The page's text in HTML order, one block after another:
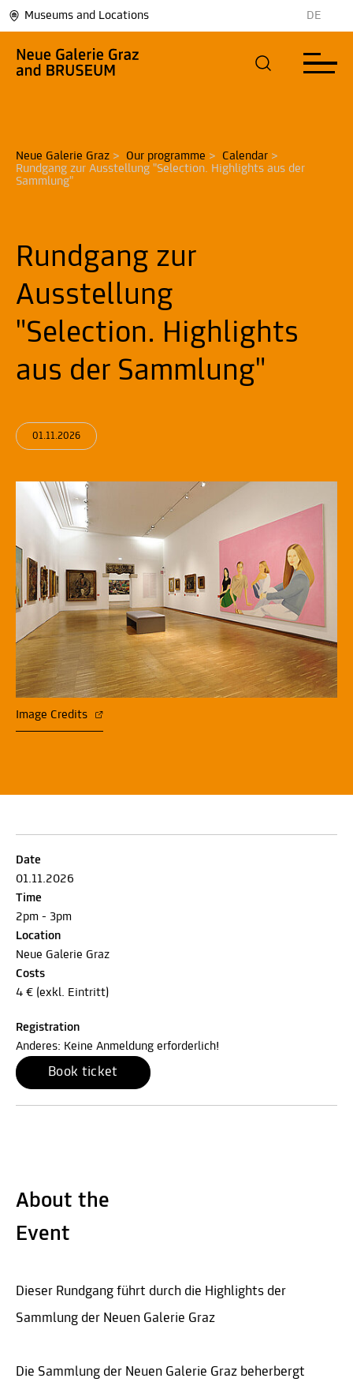
Museums and Locations DE
Neue Galerie Graz > Our programme > Calendar >
Rundgang zur Ausstellung "Selection. Highlights aus der
Sammlung"
Rundgang zur
Ausstellung
"Selection. Highlights
aus der Sammlung"
01.11.2026
Image Credits
Date
01.11.2026
Time
2pm - 3pm
Location
Neue Galerie Graz
Costs
4 € (exkl. Eintritt)
Registration
Anderes: Keine Anmeldung erforderlich!
Book ticket
About the
Event
Dieser Rundgang führt durch die Highlights der
Sammlung der Neuen Galerie Graz
Die Sammlung der Neuen Galerie Graz beherbergt